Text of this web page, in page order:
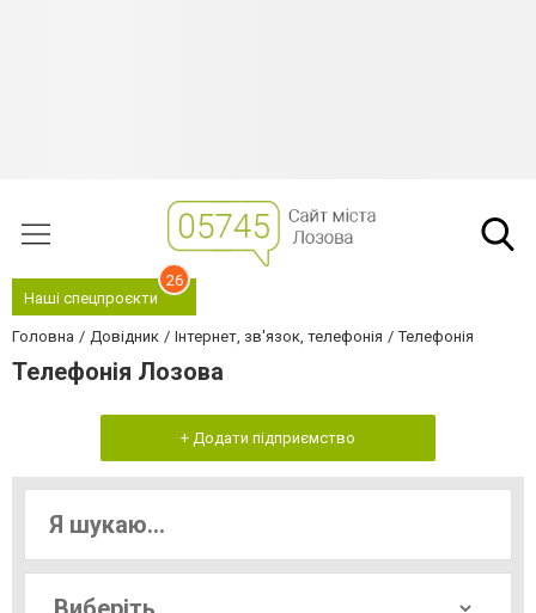
Наші спецпроєкти
26
Головна Довідник Інтернет, зв'язок, телефонія Телефонія
Телефонія Лозова
+ Додати підприємство